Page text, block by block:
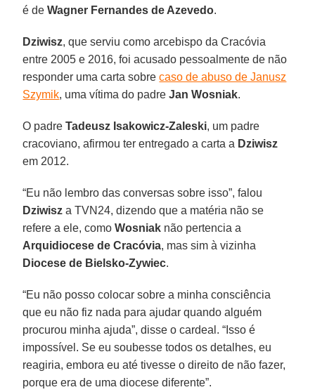
é deWagner Fernandes de Azevedo.
Dziwisz, que serviu como arcebispo da Cracóvia
entre 2005 e 2016, foi acusado pessoalmente de não
responder uma carta sobrecaso de abuso de Janusz
Szymik, uma vítima do padreJan Wosniak.
O padreTadeusz Isakowicz-Zaleski, um padre
cracoviano, afirmou ter entregado a carta a Dziwisz
em 2012.
“Eu não lembro das conversas sobre isso”, falou
Dziwisz a TVN24, dizendo que a matéria não se
refere a ele, comoWosniak não pertencia a
Arquidiocese de Cracóvia, mas sim à vizinha
Diocese de Bielsko-Zywiec.
“Eu não posso colocar sobre a minha consciência
que eu não fiz nada para ajudar quando alguém
procurou minha ajuda”, disse o cardeal. “Isso é
impossível. Se eu soubesse todos os detalhes, eu
reagiria, embora eu até tivesse o direito de não fazer,
porque era de uma diocese diferente”.